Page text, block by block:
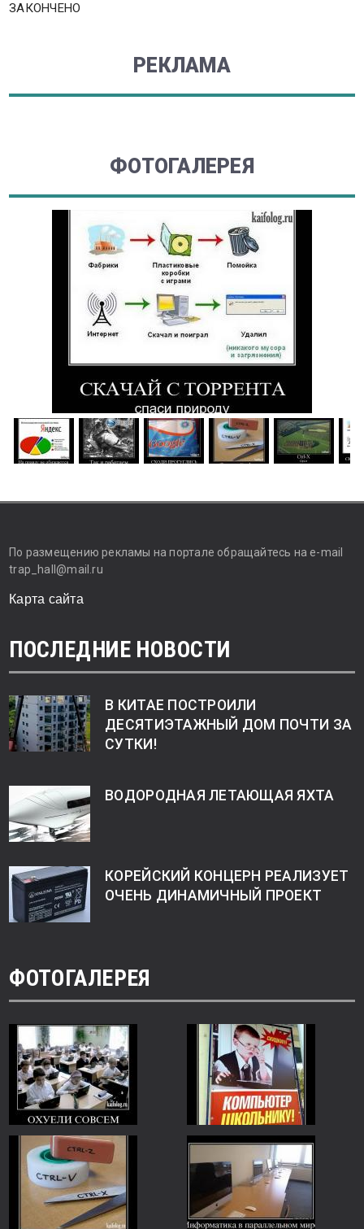
ЗАКОНЧЕНО
РЕКЛАМА
ФОТОГАЛЕРЕЯ
По размещению рекламы на портале обращайтесь на e-mail
trap_hall@mail.ru
Карта сайта
ПОСЛЕДНИЕ НОВОСТИ
В КИТАЕ ПОСТРОИЛИ
ДЕСЯТИЭТАЖНЫЙ ДОМ ПОЧТИ ЗА
СУТКИ!
ВОДОРОДНАЯ ЛЕТАЮЩАЯ ЯХТА
КОРЕЙСКИЙ КОНЦЕРН РЕАЛИЗУЕТ
ОЧЕНЬ ДИНАМИЧНЫЙ ПРОЕКТ
ФОТОГАЛЕРЕЯ